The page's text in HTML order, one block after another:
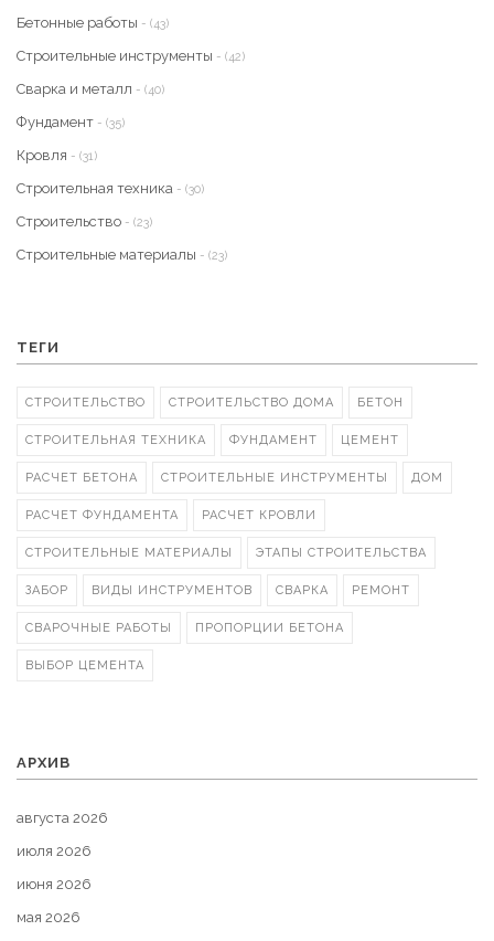
Бетонные работы - (43)
Строительные инструменты - (42)
Сварка и металл - (40)
Фундамент - (35)
Кровля - (31)
Строительная техника - (30)
Строительство - (23)
Строительные материалы - (23)
ТЕГИ
СТРОИТЕЛЬСТВО СТРОИТЕЛЬСТВО ДОМА БЕТОН
СТРОИТЕЛЬНАЯ ТЕХНИКА ФУНДАМЕНТ ЦЕМЕНТ
РАСЧЕТ БЕТОНА СТРОИТЕЛЬНЫЕ ИНСТРУМЕНТЫ ДОМ
РАСЧЕТ ФУНДАМЕНТА РАСЧЕТ КРОВЛИ
СТРОИТЕЛЬНЫЕ МАТЕРИАЛЫ ЭТАПЫ СТРОИТЕЛЬСТВА
ЗАБОР ВИДЫ ИНСТРУМЕНТОВ СВАРКА РЕМОНТ
СВАРОЧНЫЕ РАБОТЫ ПРОПОРЦИИ БЕТОНА
ВЫБОР ЦЕМЕНТА
АРХИВ
августа 2026
июля 2026
июня 2026
мая 2026